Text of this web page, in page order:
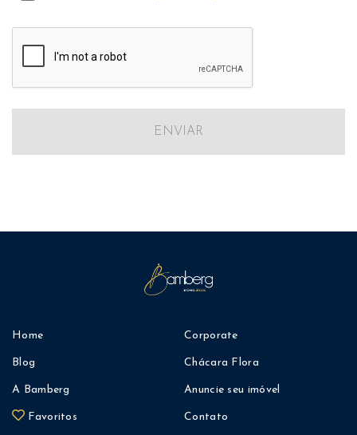
ENVIAR
Home
Blog
A Bamberg
Favoritos
Corporate
Chácara Flora
Anuncie seu imóvel
Contato